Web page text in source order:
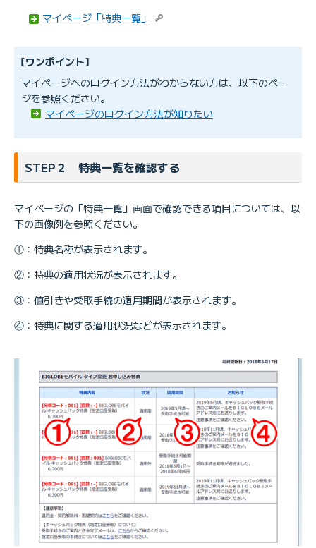
マイページ「特典一覧」
【ワンポイント】
マイページへのログイン方法がわからない方は、以下のペー
ジを参照ください。
マイページのログイン方法が知りたい
STEP２ 特典一覧を確認する
マイページの「特典一覧」画面で確認できる項目については、以
下の画像例を参照ください。
①：特典名称が表示されます。
②：特典の適用状況が表示されます。
③：値引きや受取手続の適用期間が表示されます。
④：特典に関する適用状況などが表示されます。